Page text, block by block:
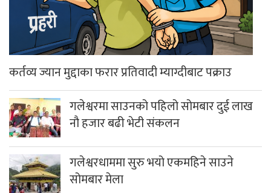
कर्तव्य ज्यान मुद्दाका फरार प्रतिवादी म्याग्दीबाट पक्राउ
गलेश्वरमा साउनको पहिलो सोमबार दुई लाख
नौ हजार बढी भेटी संकलन
गलेश्वरधाममा सुरु भयो एकमहिने साउने
सोमबार मेला